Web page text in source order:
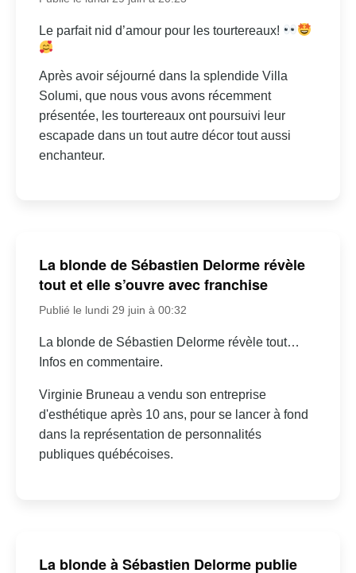
Le parfait nid d’amour pour les tourtereaux!
Après avoir séjourné dans la splendide Villa
Solumi, que nous vous avons récemment
présentée, les tourtereaux ont poursuivi leur
escapade dans un tout autre décor tout aussi
enchanteur.
La blonde de Sébastien Delorme révèle
tout et elle s’ouvre avec franchise
Publié le lundi 29 juin à 00:32
La blonde de Sébastien Delorme révèle tout…
Infos en commentaire.
Virginie Bruneau a vendu son entreprise
d'esthétique après 10 ans, pour se lancer à fond
dans la représentation de personnalités
publiques québécoises.
La blonde à Sébastien Delorme publie